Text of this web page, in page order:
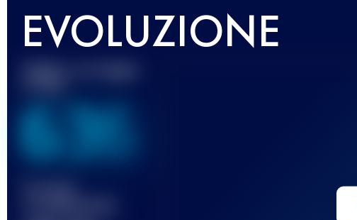
EVOLUZIONE
Miglior punteggio
636
Gara(e)